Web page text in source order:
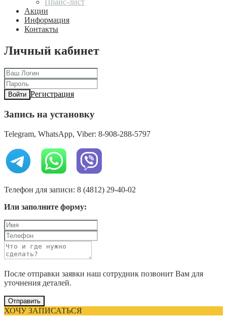
Акции
Информация
Контакты
Личный кабинет
Войти Регистрация
Запись на установку
Telegram, WhatsApp, Viber: 8-908-288-5797
Телефон для записи: 8 (4812) 29-40-02
Или заполните форму:
После отправки заявки наш сотрудник позвонит Вам для
уточнения деталей.
Отправить
ХОЧУ ЗАПИСАТЬСЯ